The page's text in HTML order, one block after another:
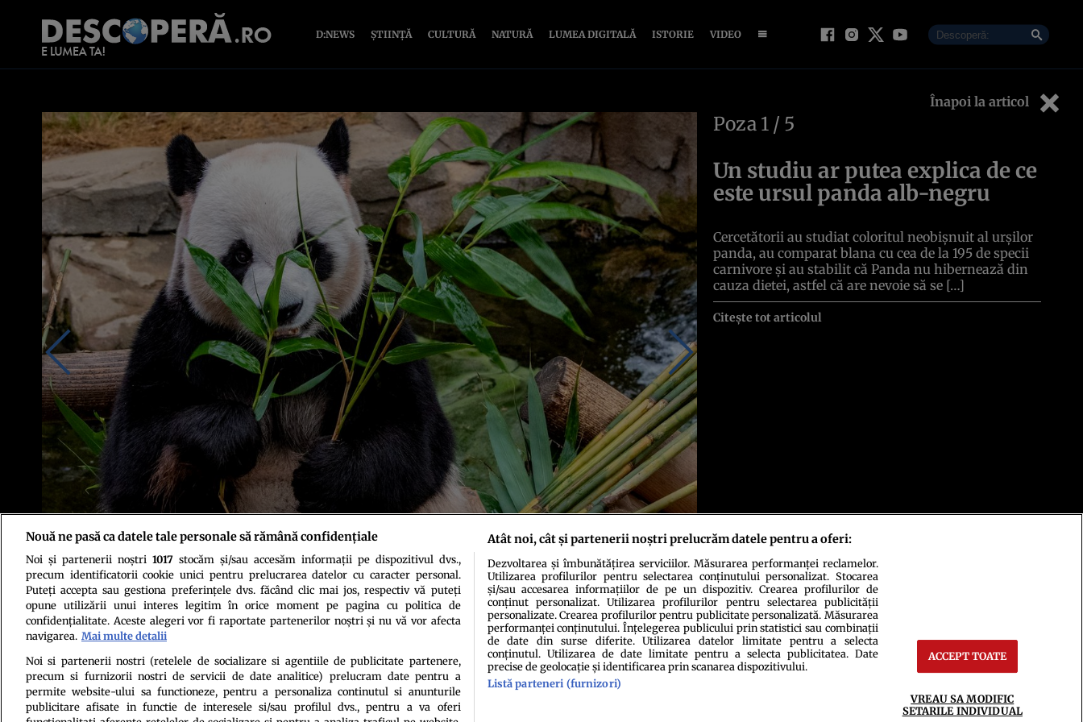
D:NEWS ȘTIINȚĂ CULTURĂ NATURĂ LUMEA DIGITALĂ ISTORIE VIDEO
Înapoi la articol
Sursa foto: Unsplash
Poza 1 / 5
Un studiu ar putea explica de ce
este ursul panda alb-negru
Cercetătorii au studiat coloritul neobişnuit al urşilor
panda, au comparat blana cu cea de la 195 de specii
carnivore și au stabilit că Panda nu hibernează din
cauza dietei, astfel că are nevoie să se […]
Citește tot articolul
Politica de confidenţialitatePolitica de cookiesTermeni şi condiţiiEchipa redacțională
Nouă ne pasă ca datele tale personale să rămână confidențiale
Noi și partenerii noștri 1017stocăm și/sau accesăm informații pe dispozitivul dvs.,
precum identificatorii cookie unici pentru prelucrarea datelor cu caracter personal.
Puteți accepta sau gestiona preferințele dvs. făcând clic mai jos, respectiv vă puteți
opune utilizării unui interes legitim în orice moment pe pagina cu politica de
confidențialitate. Aceste alegeri vor fi raportate partenerilor noștri și nu vă vor afecta
navigarea. Mai multe detalii
Noi si partenerii nostri (retelele de socializare si agentiile de publicitate partenere,
precum si furnizorii nostri de servicii de date analitice) prelucram date pentru a
permite website-ului sa functioneze, pentru a personaliza continutul si anunturile
publicitare afisate in functie de interesele si/sau profilul dvs., pentru a va oferi
Atât noi, cât și partenerii noștri prelucrăm datele pentru a oferi:
Dezvoltarea și îmbunătățirea serviciilor. Măsurarea performanței reclamelor.
Utilizarea profilurilor pentru selectarea conținutului personalizat. Stocarea
și/sau accesarea informațiilor de pe un dispozitiv. Crearea profilurilor de
conținut personalizat. Utilizarea profilurilor pentru selectarea publicității
personalizate. Crearea profilurilor pentru publicitate personalizată. Măsurarea
performanței conținutului. Înțelegerea publicului prin statistici sau combinații
de date din surse diferite. Utilizarea datelor limitate pentru a selecta
conținutul. Utilizarea de date limitate pentru a selecta publicitatea. Date
precise de geolocație și identificarea prin scanarea dispozitivului.
Listă parteneri (furnizori)
ACCEPT TOATE
VREAU SA MODIFIC
SETARILE INDIVIDUAL